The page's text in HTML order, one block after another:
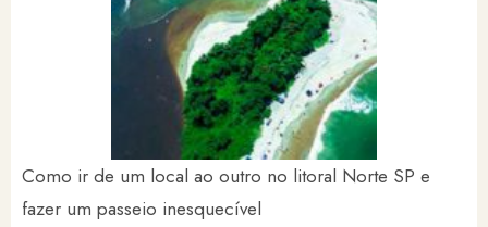
Como ir de um local ao outro no litoral Norte SP e
fazer um passeio inesquecível